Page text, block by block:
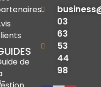
de
03
63
53
44
98